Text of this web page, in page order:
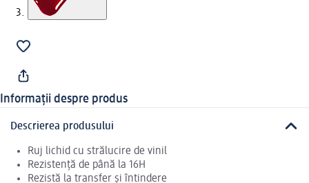
Informații despre produs
Descrierea produsului
Ruj lichid cu strălucire de vinil
Rezistență de până la 16H
Rezistă la transfer și întindere